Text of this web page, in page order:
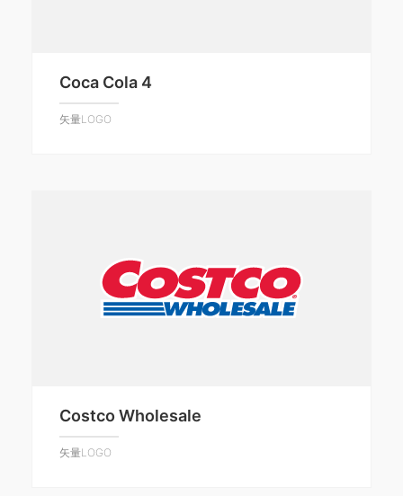
Coca Cola 4
矢量LOGO
Costco Wholesale
矢量LOGO